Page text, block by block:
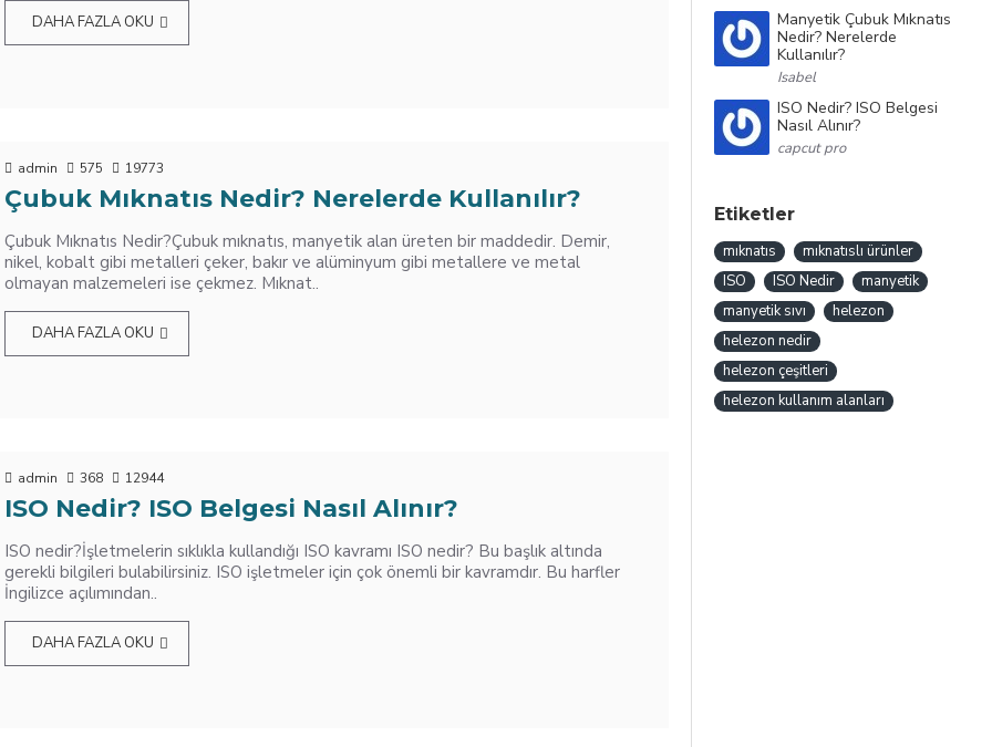
DAHA FAZLA OKU
admin 575 19773
Çubuk Mıknatıs Nedir? Nerelerde Kullanılır?
Çubuk Mıknatıs Nedir?Çubuk mıknatıs, manyetik alan üreten bir maddedir. Demir,
nikel, kobalt gibi metalleri çeker, bakır ve alüminyum gibi metallere ve metal
olmayan malzemeleri ise çekmez. Mıknat..
DAHA FAZLA OKU
admin 368 12944
ISO Nedir? ISO Belgesi Nasıl Alınır?
ISO nedir?İşletmelerin sıklıkla kullandığı ISO kavramı ISO nedir? Bu başlık altında
gerekli bilgileri bulabilirsiniz. ISO işletmeler için çok önemli bir kavramdır. Bu harfler
İngilizce açılımından..
DAHA FAZLA OKU
Manyetik Çubuk Mıknatıs
Nedir? Nerelerde
Kullanılır?
Isabel
ISO Nedir? ISO Belgesi
Nasıl Alınır?
capcut pro
Etiketler
mıknatıs
mıknatıslı ürünler
ISO
ISO Nedir
manyetik
manyetik sıvı
helezon
helezon nedir
helezon çeşitleri
helezon kullanım alanları